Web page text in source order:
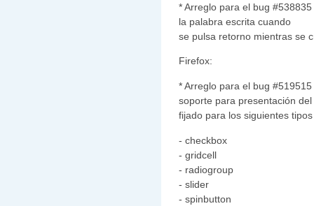
* Arreglo para el bug
la palabra escrita cuando
se pulsa retorno mientras se
Firefox:
* Arreglo para el bug
soporte para presentación
fijado para los siguientes
- checkbox
- gridcell
- radiogroup
- slider
- spinbutton